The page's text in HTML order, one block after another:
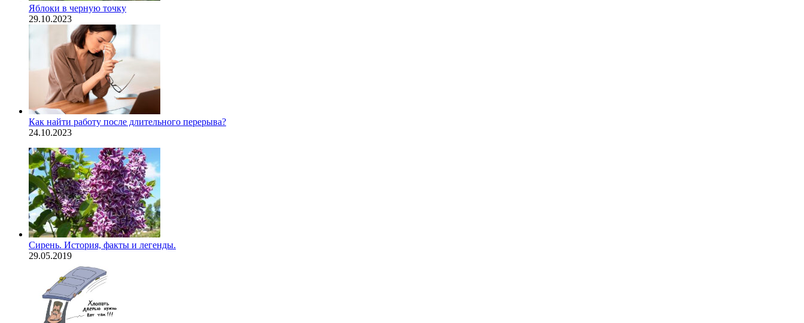
Яблоки в черную точку
29.10.2023
Как найти работу после длительного перерыва?
24.10.2023
Сирень. История, факты и легенды.
29.05.2019